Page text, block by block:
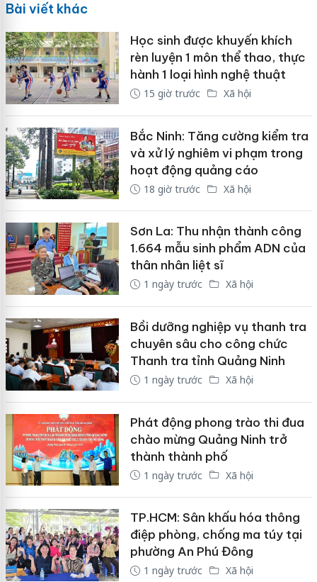
Bài viết khác
Học sinh được khuyến khích
rèn luyện 1 môn thể thao, thực
hành 1 loại hình nghệ thuật
15 giờ trước Xã hội
Bắc Ninh: Tăng cường kiểm tra
và xử lý nghiêm vi phạm trong
hoạt động quảng cáo
18 giờ trước Xã hội
Sơn La: Thu nhận thành công
1.664 mẫu sinh phẩm ADN của
thân nhân liệt sĩ
1 ngày trước Xã hội
Bồi dưỡng nghiệp vụ thanh tra
chuyên sâu cho công chức
Thanh tra tỉnh Quảng Ninh
1 ngày trước Xã hội
Phát động phong trào thi đua
chào mừng Quảng Ninh trở
thành thành phố
1 ngày trước Xã hội
TP.HCM: Sân khấu hóa thông
điệp phòng, chống ma túy tại
phường An Phú Đông
1 ngày trước Xã hội